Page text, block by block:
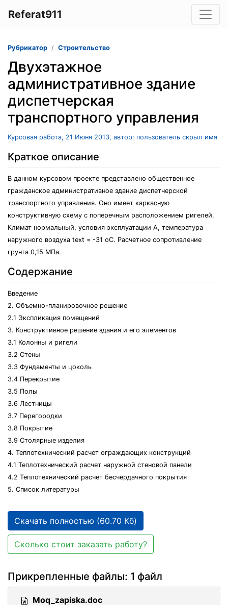
Referat911
Рубрикатор Строительство
Двухэтажное
административное здание
диспетчерская
транспортного управления
Курсовая работа, 21 Июня 2013, автор: пользователь скрыл имя
Краткое описание
В данном курсовом проекте представлено общественное
гражданское административное здание диспетчерской
транспортного управления. Оно имеет каркасную
конструктивную схему с поперечным расположением ригелей.
Климат нормальный, условия эксплуатации А, температура
наружного воздуха text = -31 oC. Расчетное сопротивление
грунта 0,15 МПа.
Содержание
Введение
2. Объемно-планировочное решение
2.1 Экспликация помещений
3. Конструктивное решение здания и его элементов
3.1 Колонны и ригели
3.2 Стены
3.3 Фундаменты и цоколь
3.4 Перекрытие
3.5 Полы
3.6 Лестницы
3.7 Перегородки
3.8 Покрытие
3.9 Столярные изделия
4. Теплотехнический расчет ограждающих конструкций
4.1 Теплотехнический расчет наружной стеновой панели
4.2 Теплотехнический расчет бесчердачного покрытия
5. Список литературы
Скачать полностью (60.70 Кб)
Сколько стоит заказать работу?
Прикрепленные файлы: 1 файл
Moq_zapiska.doc